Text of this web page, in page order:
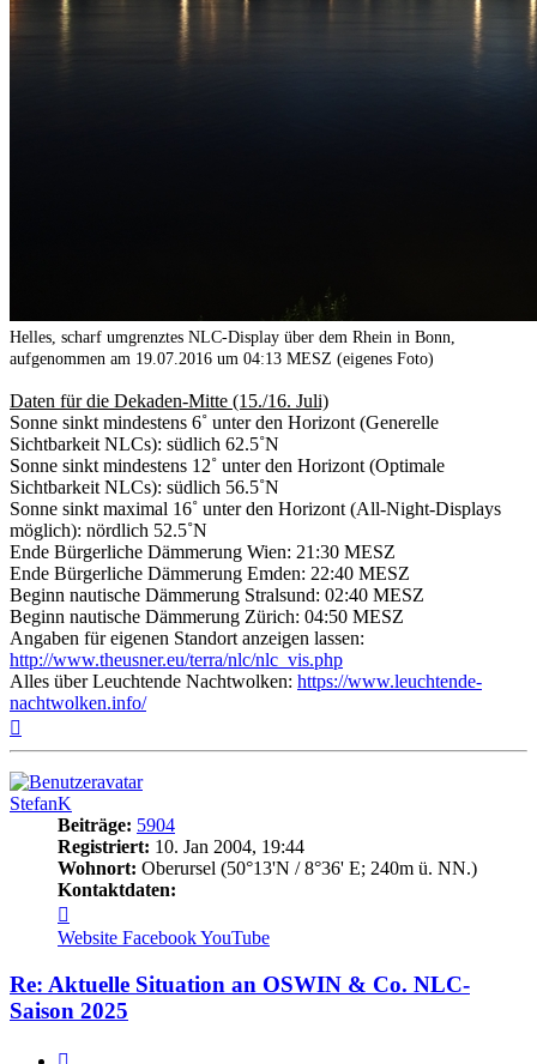
Helles, scharf umgrenztes NLC-Display über dem Rhein in Bonn,
aufgenommen am 19.07.2016 um 04:13 MESZ (eigenes Foto)
Daten für die Dekaden-Mitte (15./16. Juli)
Sonne sinkt mindestens 6˚ unter den Horizont (Generelle
Sichtbarkeit NLCs): südlich 62.5˚N
Sonne sinkt mindestens 12˚ unter den Horizont (Optimale
Sichtbarkeit NLCs): südlich 56.5˚N
Sonne sinkt maximal 16˚ unter den Horizont (All-Night-Displays
möglich): nördlich 52.5˚N
Ende Bürgerliche Dämmerung Wien: 21:30 MESZ
Ende Bürgerliche Dämmerung Emden: 22:40 MESZ
Beginn nautische Dämmerung Stralsund: 02:40 MESZ
Beginn nautische Dämmerung Zürich: 04:50 MESZ
Angaben für eigenen Standort anzeigen lassen:
http://www.theusner.eu/terra/nlc/nlc_vis.php
Alles über Leuchtende Nachtwolken: https://www.leuchtende-
nachtwolken.info/
StefanK
Beiträge: 5904
Registriert: 10. Jan 2004, 19:44
Wohnort: Oberursel (50°13'N / 8°36' E; 240m ü. NN.)
Kontaktdaten:
von
StefanK
Website FacebookYouTube
Re: Aktuelle Situation an OSWIN & Co. NLC-
Saison 2025